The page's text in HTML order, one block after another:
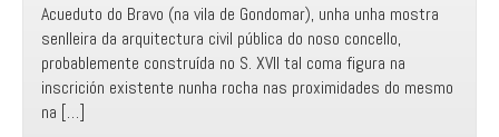
Acueduto do Bravo (na vila de Gondomar), unha unha mostra
senlleira da arquitectura civil pública do noso concello,
probablemente construída no S. XVII tal coma figura na
inscrición existente nunha rocha nas proximidades do mesmo
na […]